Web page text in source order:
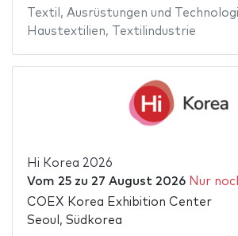
Textil , Ausrüstungen und
Haustextilien, Textilindustrie
Hi Korea 2026
Vom 25zu 27 August 2026 Nur
COEX Korea Exhibition Center
Seoul, Südkorea